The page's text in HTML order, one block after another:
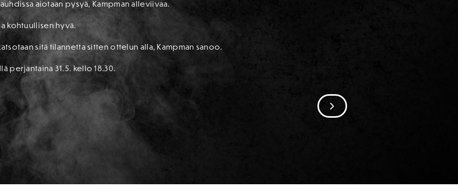
aiotaan pysyä, Kampman alleviivaa.
kohtuullisen hyvä.
sitä tilannetta sitten ottelun alla, Kampman sanoo.
perjantaina 31.5. kello 18.30.
SIIRRY SEURAAVAAN